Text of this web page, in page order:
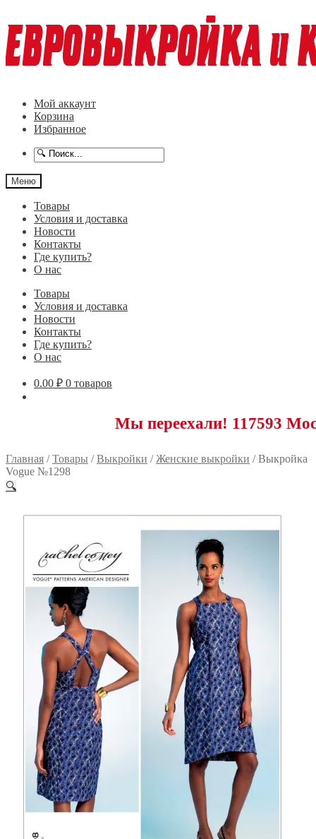
к
навигации
к
содержимому
Мой аккаунт
Корзина
Избранное
Меню
Товары
Условия и доставка
Новости
Контакты
Где купить?
О нас
Товары
Условия и доставка
Новости
Контакты
Где купить?
О нас
0.00 ₽ 0 товаров
Мы переехали! 117593 Москва,
Главная /Товары /Выкройки /Женские выкройки /Выкройка
Vogue №1298
🔍